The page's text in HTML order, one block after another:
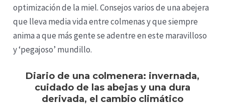
optimización de la miel. Consejos varios de una abejera
que lleva media vida entre colmenas y que siempre
anima a que más gente se adentre en este maravilloso
y ‘pegajoso’ mundillo.
Diario de una colmenera: invernada,
cuidado de las abejas y una dura
derivada, el cambio climático